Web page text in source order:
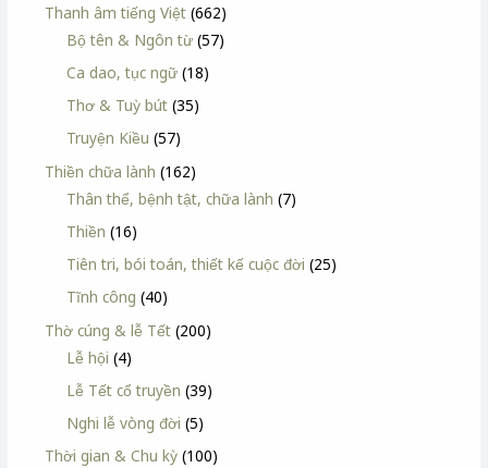
Thanh âm tiếng Việt (662)
Bộ tên & Ngôn từ (57)
Ca dao, tục ngữ (18)
Thơ & Tuỳ bút (35)
Truyện Kiều (57)
Thiền chữa lành (162)
Thân thể, bệnh tật, chữa lành (7)
Thiền (16)
Tiên tri, bói toán, thiết kế cuộc đời (25)
Tĩnh công (40)
Thờ cúng & lễ Tết (200)
Lễ hội (4)
Lễ Tết cổ truyền (39)
Nghi lễ vòng đời (5)
Thời gian & Chu kỳ (100)